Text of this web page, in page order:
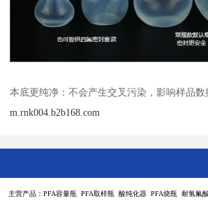
本底更纯净：不会产生交叉污染，影响样品数
m.rnk004.b2b168.com
主营产品：PFA容量瓶 PFA取样瓶 酸纯化器 PFA烧瓶 耐氢氟